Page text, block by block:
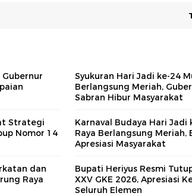
Gubernur
Syukuran Hari Jadi ke-24
Berlangsung Meriah,
Sabran Hibur Masyarakat
Strategi
Nomor 14
Karnaval Budaya Hari Jadi
Raya Berlangsung Meriah,
Apresiasi Masyarakat
dan
Raya
Bupati Heriyus Resmi
XXV GKE 2026, Apresiasi
Seluruh Elemen